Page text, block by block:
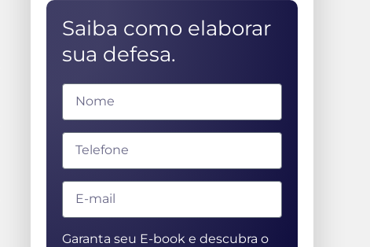
Saiba como elaborar
sua defesa.
Garanta seu E-book e descubra o